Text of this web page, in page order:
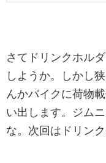
さてドリンクホル
しようか。しかし
んかバイクに荷物
い出します。ジム
な。次回はドリン